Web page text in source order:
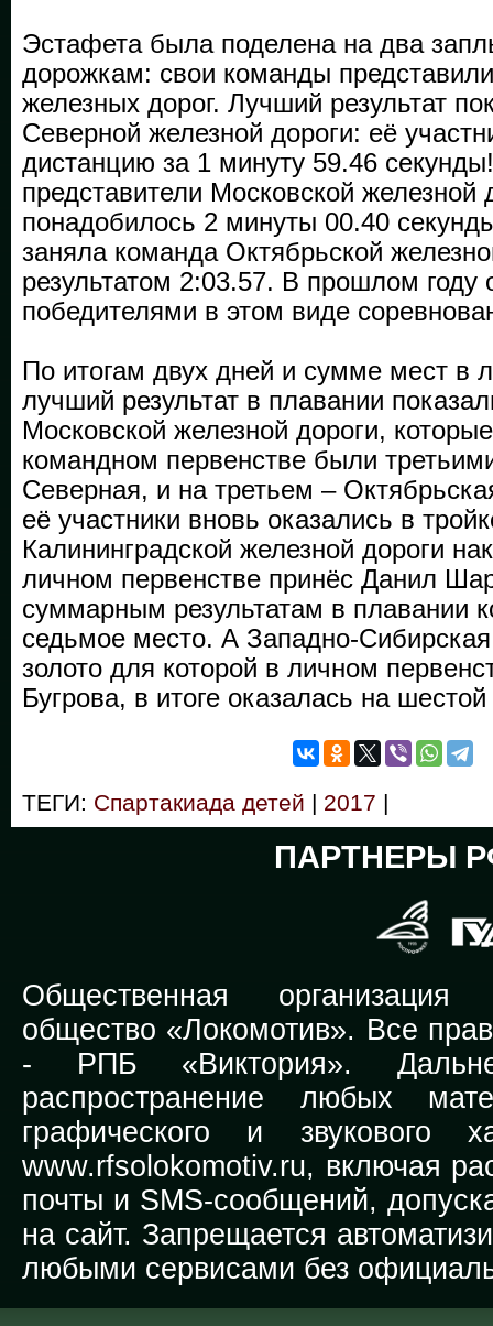
Эстафета была поделена на два
дорожкам: свои команды
железных дорог. Лучший результат
Северной железной дороги: её
дистанцию за 1 минуту 59.46
представители Московской железной
понадобилось 2 минуты 00.40
заняла команда Октябрьской
результатом 2:03.57. В прошлом году
победителями в этом виде
По итогам двух дней и сумме мест в
лучший результат в плавании
Московской железной дороги,
командном первенстве были
Северная, и на третьем –
её участники вновь оказались в
Калининградской железной дороги
личном первенстве принёс Данил
суммарным результатам в плавании
седьмое место. А Западно-
золото для которой в личном
Бугрова, в итоге оказалась на
ТЕГИ: Спартакиада детей | 2017 |
ПАРТНЕРЫ
Общественная организация
общество «Локомотив». Все
- РПБ «Виктория».
распространение любых
графического и звукового
www.rfsolokomotiv.ru, включая
почты и SMS-сообщений,
на сайт. Запрещается
любыми сервисами без